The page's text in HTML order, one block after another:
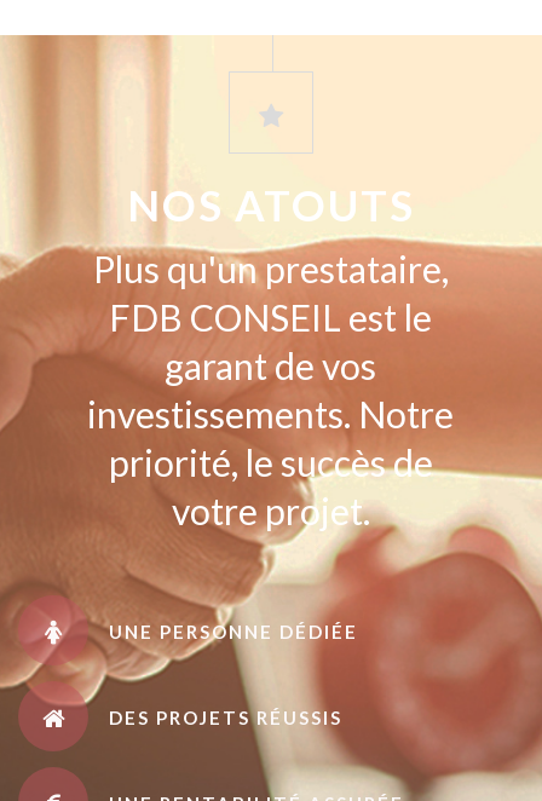
NOS ATOUTS
Plus qu'un prestataire,
FDB CONSEIL est le
garant de vos
investissements. Notre
priorité, le succès de
votre projet.
UNE PERSONNE DÉDIÉE
DES PROJETS RÉUSSIS